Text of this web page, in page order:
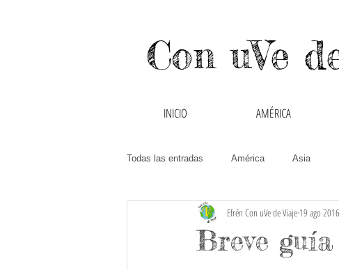
Con uVe
INICIO AMÉRICA
Todas las entradas América Asia
Chile China Chipre
Breve
Efrén Con uVe de Viaje 19 ago 2016